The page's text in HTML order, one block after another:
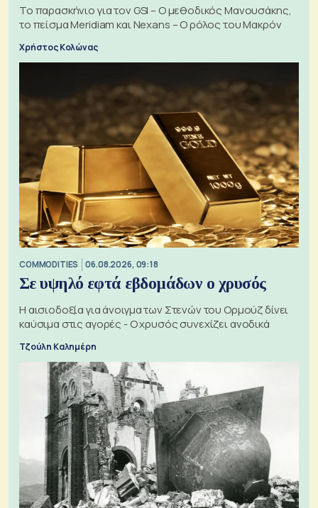
Το παρασκήνιο για τον GSI – Ο μεθοδικός Μανουσάκης,
το πείσμα Meridiam και Nexans – Ο ρόλος του Μακρόν
Χρήστος Κολώνας
COMMODITIES 06.08.2026, 09:18
Σε υψηλό εφτά εβδομάδων ο χρυσός
Η αισιοδοξία για άνοιγμα των Στενών του Ορμούζ δίνει
καύσιμα στις αγορές - Ο χρυσός συνεχίζει ανοδικά
Τζούλη Καλημέρη